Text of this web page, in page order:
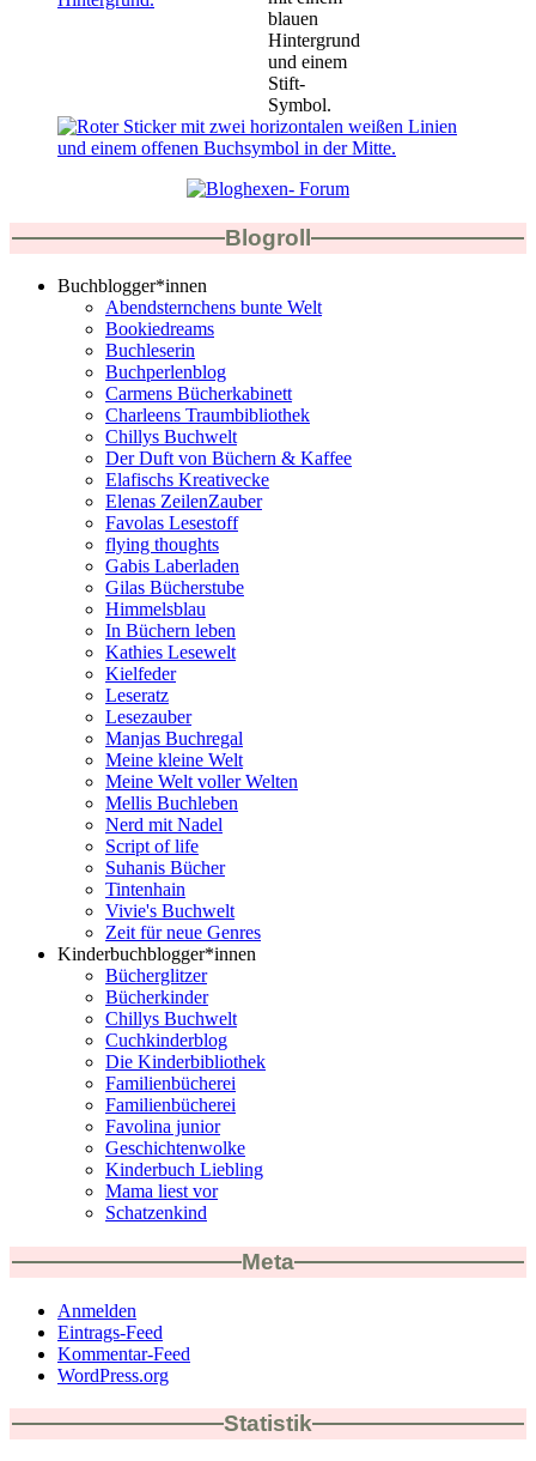
Blogroll
Buchblogger*innen
Abendsternchens bunte Welt
Bookiedreams
Buchleserin
Buchperlenblog
Carmens Bücherkabinett
Charleens Traumbibliothek
Chillys Buchwelt
Der Duft von Büchern & Kaffee
Elafischs Kreativecke
Elenas ZeilenZauber
Favolas Lesestoff
flying thoughts
Gabis Laberladen
Gilas Bücherstube
Himmelsblau
In Büchern leben
Kathies Lesewelt
Kielfeder
Leseratz
Lesezauber
Manjas Buchregal
Meine kleine Welt
Meine Welt voller Welten
Mellis Buchleben
Nerd mit Nadel
Script of life
Suhanis Bücher
Tintenhain
Vivie's Buchwelt
Zeit für neue Genres
Kinderbuchblogger*innen
Bücherglitzer
Bücherkinder
Chillys Buchwelt
Cuchkinderblog
Die Kinderbibliothek
Familienbücherei
Familienbücherei
Favolina junior
Geschichtenwolke
Kinderbuch Liebling
Mama liest vor
Schatzenkind
Meta
Anmelden
Eintrags-Feed
Kommentar-Feed
WordPress.org
Statistik